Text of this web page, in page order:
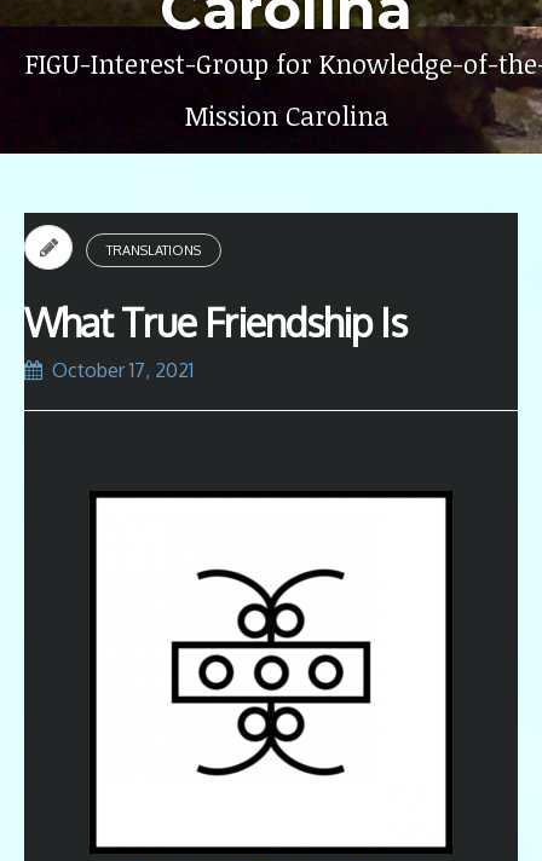
FIGU-Interest-Group for Knowledge-of-
Mission Carolina
TRANSLATIONS
What True Friendship Is
October 17, 2021